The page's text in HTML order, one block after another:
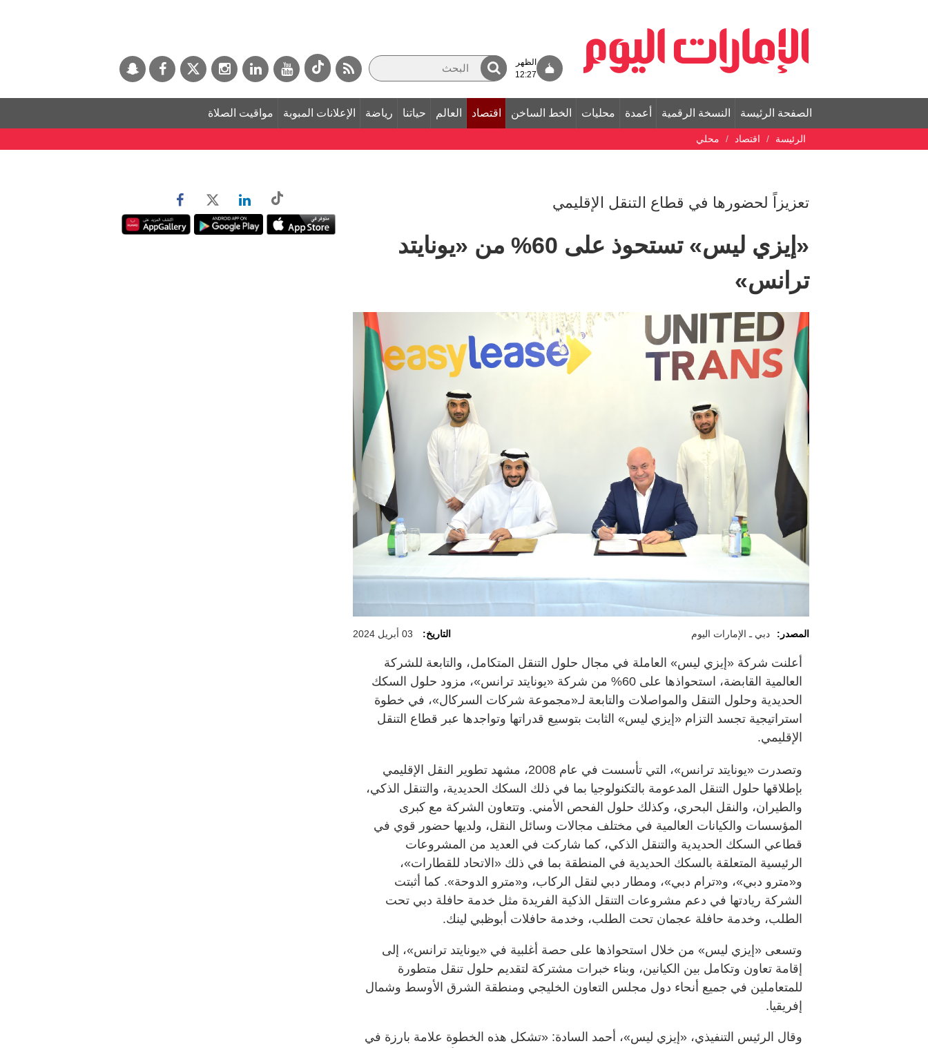
الظهر
12:27
الصفحة الرئيسة النسخة الرقمية أعمدة محليات الخط الساخن اقتصاد العالم حياتنا رياضة الإعلانات المبوبة مواقيت الصلاة
الرئيسة اقتصاد محلي
تعزيزاً لحضورها في قطاع التنقل الإقليمي
«إيزي ليس» تستحوذ على 60% من «يونايتد
ترانس»
المصدر: دبي ـ الإمارات اليوم التاريخ: 03 أبريل 2024
أعلنت شركة «إيزي ليس» العاملة في مجال حلول التنقل المتكامل، والتابعة للشركة
العالمية القابضة، استحواذها على 60% من شركة «يونايتد ترانس»، مزود حلول السكك
الحديدية وحلول التنقل والمواصلات والتابعة لـ«مجموعة شركات السركال»، في خطوة
استراتيجية تجسد التزام «إيزي ليس» الثابت بتوسيع قدراتها وتواجدها عبر قطاع التنقل
الإقليمي.
وتصدرت «يونايتد ترانس»، التي تأسست في عام 2008، مشهد تطوير النقل الإقليمي
بإطلاقها حلول التنقل المدعومة بالتكنولوجيا بما في ذلك السكك الحديدية، والتنقل الذكي،
والطيران، والنقل البحري، وكذلك حلول الفحص الأمني. وتتعاون الشركة مع كبرى
المؤسسات والكيانات العالمية في مختلف مجالات وسائل النقل، ولديها حضور قوي في
قطاعي السكك الحديدية والتنقل الذكي، كما شاركت في العديد من المشروعات
الرئيسية المتعلقة بالسكك الحديدية في المنطقة بما في ذلك «الاتحاد للقطارات»،
و«مترو دبي»، و«ترام دبي»، ومطار دبي لنقل الركاب، و«مترو الدوحة». كما أثبتت
الشركة ريادتها في دعم مشروعات التنقل الذكية الفريدة مثل خدمة حافلة دبي تحت
الطلب، وخدمة حافلة عجمان تحت الطلب، وخدمة حافلات أبوظبي لينك.
وتسعى «إيزي ليس» من خلال استحواذها على حصة أغلبية في «يونايتد ترانس»، إلى
إقامة تعاون وتكامل بين الكيانين، وبناء خبرات مشتركة لتقديم حلول تنقل متطورة
للمتعاملين في جميع أنحاء دول مجلس التعاون الخليجي ومنطقة الشرق الأوسط وشمال
إفريقيا.
وقال الرئيس التنفيذي، «إيزي ليس»، أحمد السادة: «تشكل هذه الخطوة علامة بارزة في